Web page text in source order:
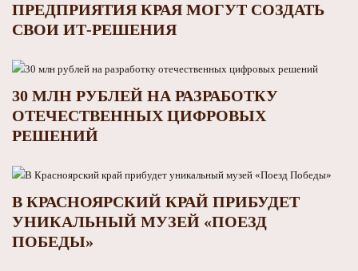
ПРЕДПРИЯТИЯ КРАЯ МОГУТ СОЗДАТЬ
СВОИ ИТ‑РЕШЕНИЯ
30 МЛН РУБЛЕЙ НА РАЗРАБОТКУ
ОТЕЧЕСТВЕННЫХ ЦИФРОВЫХ
РЕШЕНИЙ
В КРАСНОЯРСКИЙ КРАЙ ПРИБУДЕТ
УНИКАЛЬНЫЙ МУЗЕЙ «ПОЕЗД
ПОБЕДЫ»